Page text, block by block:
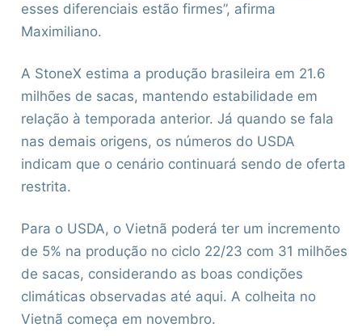
esses diferenciais estão firmes”, afirma
Maximiliano.
A StoneX estima a produção brasileira em 21.6
milhões de sacas, mantendo estabilidade em
relação à temporada anterior. Já quando se fala
nas demais origens, os números do USDA
indicam que o cenário continuará sendo de oferta
restrita.
Para o USDA, o Vietnã poderá ter um incremento
de 5% na produção no ciclo 22/23 com 31 milhões
de sacas, considerando as boas condições
climáticas observadas até aqui. A colheita no
Vietnã começa em novembro.